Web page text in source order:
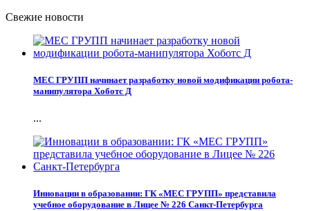
Свежие новости
МЕС ГРУПП начинает разработку новой модификации робота-
манипулятора Хоботс Д
...
Инновации в образовании: ГК «МЕС ГРУПП» представила
учебное оборудование в Лицее № 226 Санкт-Петербурга